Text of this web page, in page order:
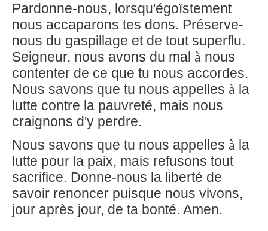
Pardonne-nous, lorsqu'égoïstement
nous accaparons tes dons. Préserve-
nous du gaspillage et de tout superflu.
Seigneur, nous avons du mal à nous
contenter de ce que tu nous accordes.
Nous savons que tu nous appelles à la
lutte contre la pauvreté, mais nous
craignons d'y perdre.
Nous savons que tu nous appelles à la
lutte pour la paix, mais refusons tout
sacrifice. Donne-nous la liberté de
savoir renoncer puisque nous vivons,
jour après jour, de ta bonté. Amen.